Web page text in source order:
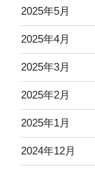
2025年5月
2025年4月
2025年3月
2025年2月
2025年1月
2024年12月